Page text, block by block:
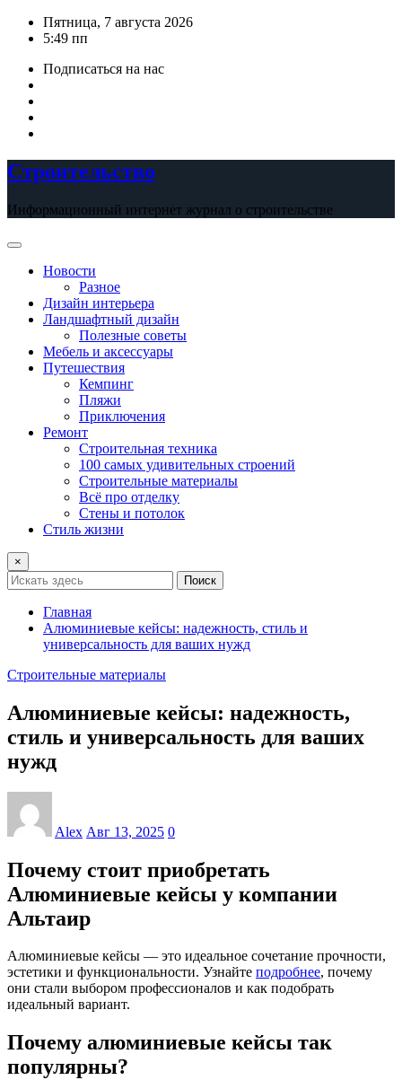
ПерейтиПятница, 7 августа 2026
5:49 пп
Подписаться на нас
Строительство
Информационный интернет журнал о строительстве
Новости
Разное
Дизайн интерьера
Ландшафтный дизайн
Полезные советы
Мебель и аксессуары
Путешествия
Кемпинг
Пляжи
Приключения
Ремонт
Строительная техника
100 самых удивительных строений
Строительные материалы
Всё про отделку
Стены и потолок
Стиль жизни
×
Поиск
Главная
Алюминиевые кейсы: надежность, стиль и
универсальность для ваших нужд
Строительные материалы
Алюминиевые кейсы: надежность,
стиль и универсальность для ваших
нужд
Alex Авг 13, 2025 0
Почему стоит приобретать
Алюминиевые кейсы у компании
Альтаир
Алюминиевые кейсы — это идеальное сочетание прочности,
эстетики и функциональности. Узнайте подробнее, почему
они стали выбором профессионалов и как подобрать
идеальный вариант.
Почему алюминиевые кейсы так
популярны?